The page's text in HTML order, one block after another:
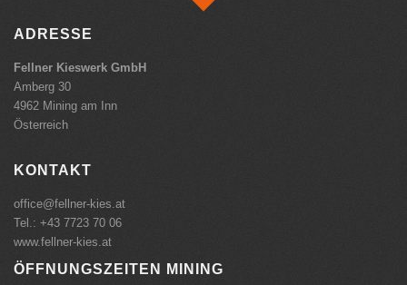
ADRESSE
Fellner Kieswerk GmbH
Amberg 30
4962 Mining am Inn
Österreich
KONTAKT
office@fellner-kies.at
Tel.: +43 7723 70 06
www.fellner-kies.at
ÖFFNUNGSZEITEN MINING